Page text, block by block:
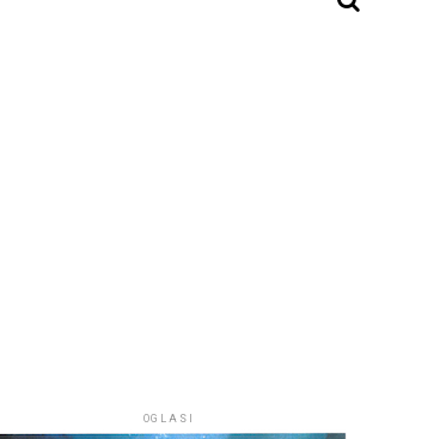
OGLASI